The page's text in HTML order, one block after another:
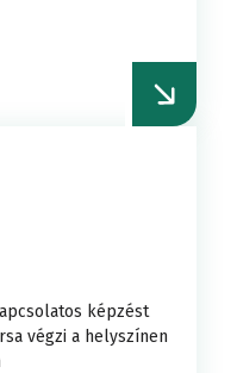
képzést
végzi a helyszínen